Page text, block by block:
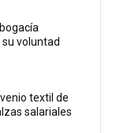
voluntad
textil de
salariales